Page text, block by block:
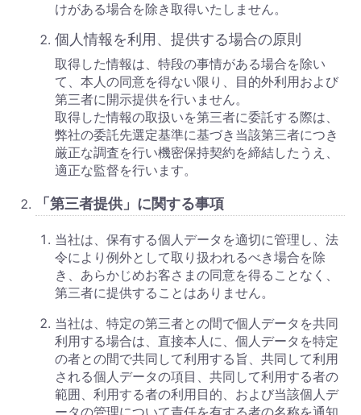
けがある場合を除き取得いたしません。
個人情報を利用、提供する場合の原則
取得した情報は、特段の事情がある場合を除い
て、本人の同意を得ない限り、目的外利用および
第三者に開示提供を行いません。
取得した情報の取扱いを第三者に委託する際は、
弊社の委託先選定基準に基づき当該第三者につき
厳正な調査を行い機密保持契約を締結したうえ、
適正な監督を行います。
「第三者提供」に関する事項
当社は、保有する個人データを適切に管理し、法
令により例外として取り扱われるべき場合を除
き、あらかじめお客さまの同意を得ることなく、
第三者に提供することはありません。
当社は、特定の第三者との間で個人データを共同
利用する場合は、直接本人に、個人データを特定
の者との間で共同して利用する旨、共同して利用
される個人データの項目、共同して利用する者の
範囲、利用する者の利用目的、および当該個人デ
ータの管理について責任を有する者の名称を通知